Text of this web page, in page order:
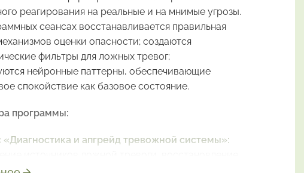
реагирования на реальные и на мнимые угрозы.
сеансах восстанавливается правильная
оценки опасности; создаются
фильтры для ложных тревог;
нейронные паттерны, обеспечивающие
спокойствие как базовое состояние.
программы:
«Диагностика и апгрейд тревожной системы»:
адекватного реагирования